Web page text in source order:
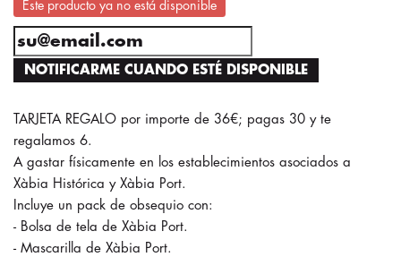
Este producto ya no está disponible
NOTIFICARME CUANDO ESTÉ DISPONIBLE
TARJETA REGALO por importe de 36€; pagas 30 y te
regalamos 6.
A gastar físicamente en los establecimientos asociados a
Xàbia Histórica y Xàbia Port.
Incluye un pack de obsequio con:
- Bolsa de tela de Xàbia Port.
- Mascarilla de Xàbia Port.